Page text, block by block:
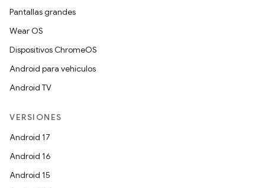
Pantallas grandes
Wear OS
Dispositivos ChromeOS
Android para vehículos
Android TV
VERSIONES
Android 17
Android 16
Android 15